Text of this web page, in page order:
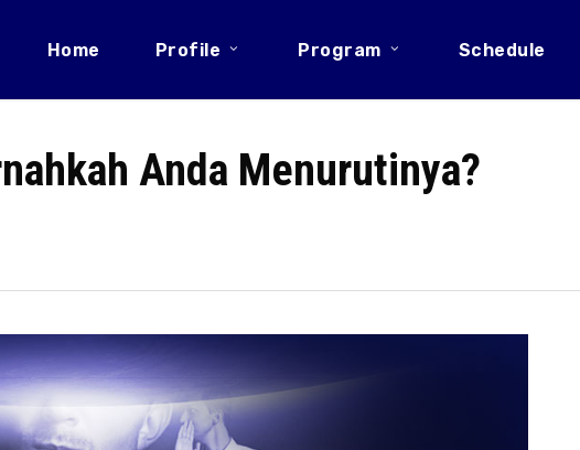
Home Profile Program Schedule
Anda Menurutinya?